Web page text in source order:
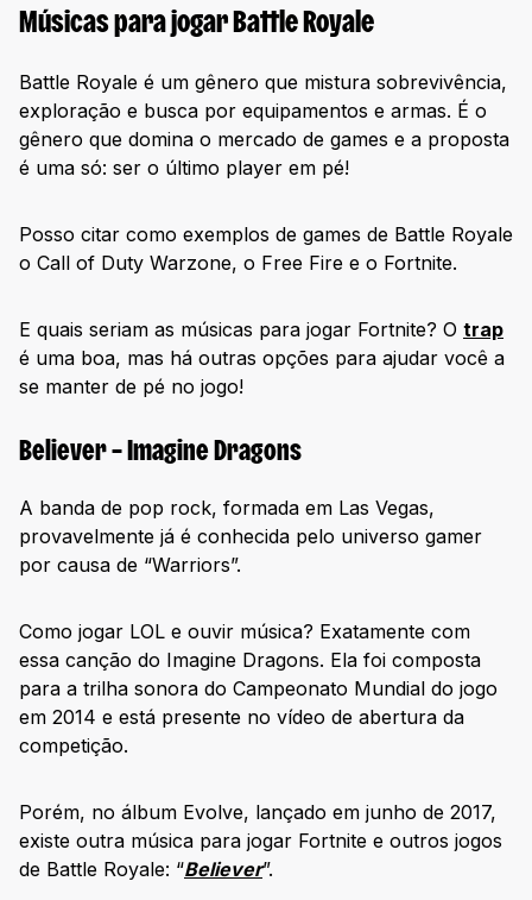
Músicas para jogar Battle Royale
Battle Royale é um gênero que mistura sobrevivência,
exploração e busca por equipamentos e armas. É o
gênero que domina o mercado de games e a proposta
é uma só: ser o último player em pé!
Posso citar como exemplos de games de Battle Royale
o Call of Duty Warzone, o Free Fire e o Fortnite.
E quais seriam as músicas para jogar Fortnite? O trap
é uma boa, mas há outras opções para ajudar você a
se manter de pé no jogo!
Believer – Imagine Dragons
A banda de pop rock, formada em Las Vegas,
provavelmente já é conhecida pelo universo gamer
por causa de “Warriors”.
Como jogar LOL e ouvir música? Exatamente com
essa canção do Imagine Dragons. Ela foi composta
para a trilha sonora do Campeonato Mundial do jogo
em 2014 e está presente no vídeo de abertura da
competição.
Porém, no álbum Evolve, lançado em junho de 2017,
existe outra música para jogar Fortnite e outros jogos
de Battle Royale: “Believer”.